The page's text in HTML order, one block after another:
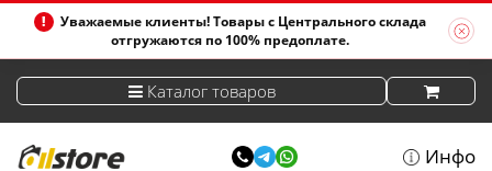
Уважаемые клиенты! Товары с Центрального склада
отгружаются по 100% предоплате.
Каталог товаров
Инфо